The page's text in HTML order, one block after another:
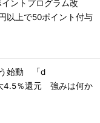
イントプログラム改
以上で50ポイント付与
う始動 「d
4.5％還元 強みは何か